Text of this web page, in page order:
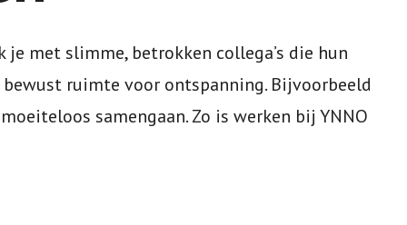
met slimme, betrokken collega’s die hun
bewust ruimte voor ontspanning. Bijvoorbeeld
samengaan.Zo is werken bij YNNO